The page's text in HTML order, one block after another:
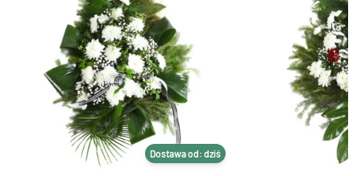
Dostawa od: dziś